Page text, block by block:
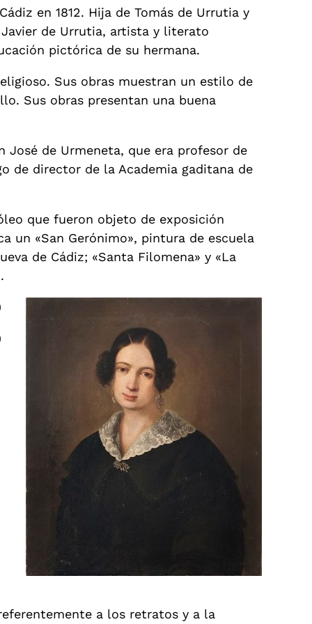
en 1812. Hija de Tomás de Urrutia y
de Urrutia, artista y literato
pictórica de su hermana.
Sus obras muestran un estilo de
Sus obras presentan una buena
de Urmeneta, que era profesor de
de director de la Academia gaditana de
que fueron objeto de exposición
un «San Gerónimo», pintura de escuela
de Cádiz; «Santa Filomena» y «La
a los retratos y a la